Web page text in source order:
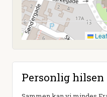
Personlig hilsen